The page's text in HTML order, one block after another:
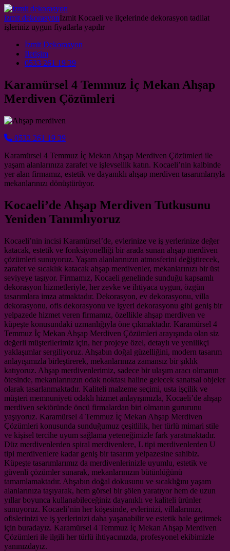
Skip to content
izmit dekorasyonİzmit Kocaeli ve ilçelerinde dekorasyon tadilat
işleriniz uygun fiyatlarla yapılır
Main Navigation
İzmit Dekorasyon
İletişim
0533 261 19 39
Karamürsel 4 Temmuz İç Mekan Ahşap
Merdiven Çözümleri
0533 261 19 39
Karamürsel 4 Temmuz İç Mekan Ahşap Merdiven Çözümleri ile
yaşam alanlarınıza zarafet ve işlevsellik katın. Kocaeli’nin kalbinde
yer alan firmamız, estetik ve dayanıklı ahşap merdiven tasarımlarıyla
mekanlarınızı dönüştürüyor.
Kocaeli’de Ahşap Merdiven Tutkusunu
Yeniden Tanımlıyoruz
Kocaeli’nin incisi Karamürsel’de, evlerinize ve iş yerlerinize değer
katacak, estetik ve fonksiyonelliği bir arada sunan ahşap merdiven
çözümleri sunuyoruz. Yaşam alanlarınızın atmosferini değiştirecek,
zarafet ve sıcaklık katacak ahşap merdivenler, mekanlarınızı bir üst
seviyeye taşıyor. Firmamız, Kocaeli genelinde sunduğu kapsamlı
dekorasyon hizmetleriyle, her zevke ve ihtiyaca uygun, özgün
tasarımlara imza atmaktadır. Dekorasyon, ev dekorasyonu, villa
dekorasyonu, ofis dekorasyonu ve işyeri dekorasyonu gibi geniş bir
yelpazede hizmet veren firmamız, özellikle ahşap merdiven ve
küpeşte konusundaki uzmanlığıyla öne çıkmaktadır. Karamürsel 4
Temmuz İç Mekan Ahşap Merdiven Çözümleri arayışında olan siz
değerli müşterilerimiz için, her projeye özel, detaylı ve yenilikçi
yaklaşımlar sergiliyoruz. Ahşabın doğal güzelliğini, modern tasarım
anlayışımızla birleştirerek, mekanlarınıza zamansız bir şıklık
katıyoruz. Ahşap merdivenlerimiz, sadece bir ulaşım aracı olmanın
ötesinde, mekanlarınızın odak noktası haline gelecek sanatsal objeler
olarak tasarlanmaktadır. Kaliteli malzeme seçimi, usta işçilik ve
müşteri memnuniyeti odaklı hizmet anlayışımızla, Kocaeli’de ahşap
merdiven sektöründe öncü firmalardan biri olmanın gururunu
yaşıyoruz. Karamürsel 4 Temmuz İç Mekan Ahşap Merdiven
Çözümleri konusunda sunduğumuz çeşitlilik, her türlü mimari stile
ve kişisel tercihe uyum sağlama yeteneğimizle fark yaratmaktadır.
Düz merdivenlerden spiral merdivenlere, L tipi merdivenlerden U
tipi merdivenlere kadar geniş bir tasarım yelpazesine sahibiz.
Küpeşte tasarımlarımız da merdivenlerinizle uyumlu, estetik ve
güvenli çözümler sunarak, mekanlarınızın bütünlüğünü
tamamlamaktadır. Ahşabın doğal dokusunu ve sıcaklığını yaşam
alanlarınıza taşıyarak, hem görsel bir şölen yaratıyor hem de uzun
yıllar boyunca kullanabileceğiniz dayanıklı ve kaliteli ürünler
sunuyoruz. Kocaeli’nin her köşesinde, evlerinizi, villalarınızı,
ofislerinizi ve iş yerlerinizi daha yaşanabilir ve estetik hale getirmek
için buradayız. Karamürsel 4 Temmuz İç Mekan Ahşap Merdiven
Çözümleri ile ilgili her türlü ihtiyacınızda, profesyonel ekibimizle
yanınızdayız.